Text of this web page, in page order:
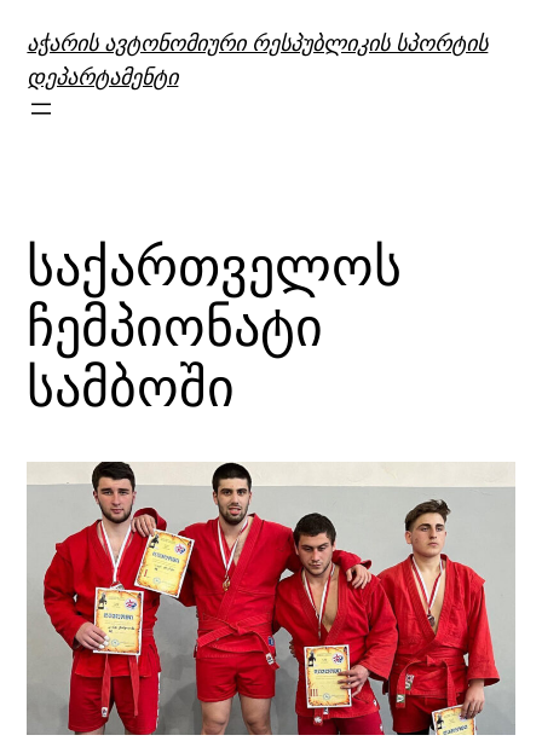
გადასვლა
აჭარის ავტონომიური რესპუბლიკის სპორტის
დეპარტამენტი
საქართველოს
ჩემპიონატი
სამბოში